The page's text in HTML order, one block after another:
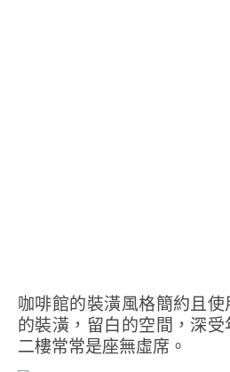
咖啡館的裝潢風格簡約且
的裝潢，留白的空間，深
二樓常常是座無虛席。